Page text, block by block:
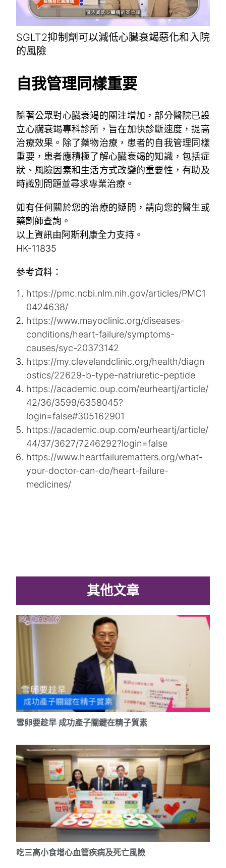
SGLT2抑制劑可以減低心臟衰竭惡化和入院
的風險
自我管理同樣重要
隨著公眾對心臟衰竭的關注增加，部分醫院已設
立心臟衰竭專科診所，旨在加快診斷速度，提高
治療效果。除了藥物治療，患者的自我管理同樣
重要，患者應積極了解心臟衰竭的知識，包括症
狀、風險因素和生活方式改變的重要性，有助及
時識別問題並尋求專業治療。
如有任何關於您的治療的疑問，請向您的醫生或
藥劑師查詢。
以上資訊由阿斯利康全力支持。
HK-11835
參考資料：
https://pmc.ncbi.nlm.nih.gov/articles/PMC1
0424638/
https://www.mayoclinic.org/diseases-
conditions/heart-failure/symptoms-
causes/syc-20373142
https://my.clevelandclinic.org/health/diagn
ostics/22629-b-type-natriuretic-peptide
https://academic.oup.com/eurheartj/article/
42/36/3599/6358045?
login=false#305162901
https://academic.oup.com/eurheartj/article/
44/37/3627/7246292?login=false
https://www.heartfailurematters.org/what-
your-doctor-can-do/heart-failure-
medicines/
其他文章
雪卵要趁早 成功產子關鍵在精子質素
吃三高小食增心血管疾病及死亡風險